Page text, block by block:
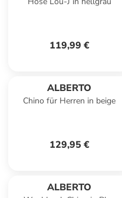
119,99 €
ALBERTO
Chino für Herren in beige
129,95 €
ALBERTO